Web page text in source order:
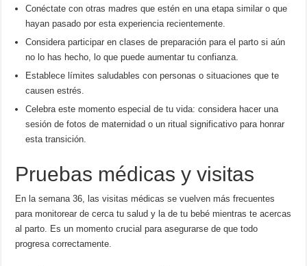
Conéctate con otras madres que estén en una etapa similar o que
hayan pasado por esta experiencia recientemente.
Considera participar en clases de preparación para el parto si aún
no lo has hecho, lo que puede aumentar tu confianza.
Establece límites saludables con personas o situaciones que te
causen estrés.
Celebra este momento especial de tu vida: considera hacer una
sesión de fotos de maternidad o un ritual significativo para honrar
esta transición.
Pruebas médicas y visitas
En la semana 36, las visitas médicas se vuelven más frecuentes
para monitorear de cerca tu salud y la de tu bebé mientras te acercas
al parto. Es un momento crucial para asegurarse de que todo
progresa correctamente.